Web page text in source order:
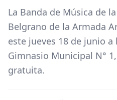
La Banda de Música de
Belgrano de la Armada
este jueves 18 de junio a
Gimnasio Municipal N°
gratuita.